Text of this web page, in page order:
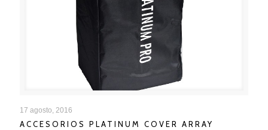
ACCESORIOS PLATINUM COVER ARRAY 1000/800
17 agosto, 2016
ACCESORIOS PLATINUM COVER ARRAY